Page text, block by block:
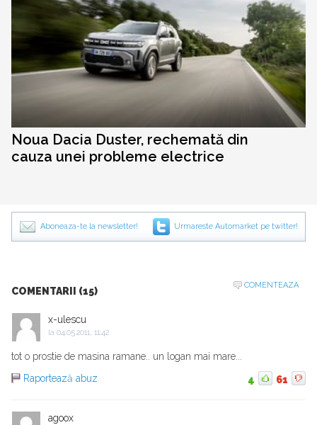
Noua Dacia Duster, rechemată din
cauza unei probleme electrice
Aboneaza-te la newsletter! Urmareste Automarket pe twitter!
COMENTARII (15)
COMENTEAZA
x-ulescu
la 04.05.2011, 11:42
tot o prostie de masina ramane.. un logan mai mare...
Raportează abuz
4 61
agoox